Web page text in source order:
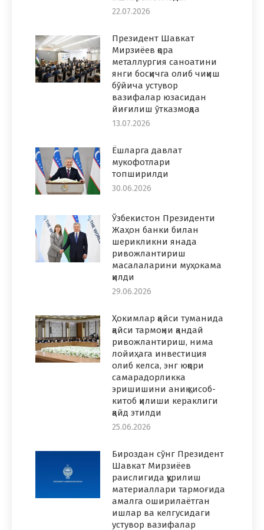
22.07.2026
Президент Шавкат
Мирзиёев қора
металлургия саноатини
янги босқичга олиб чиқиш
бўйича устувор
вазифалар юзасидан
йиғилиш ўтказмоқда
13.07.2026
Ёшларга давлат
мукофотлари
топширилди
30.06.2026
Ўзбекистон Президенти
Жаҳон банки билан
шерикликни янада
ривожлантириш
масалаларини муҳокама
қилди
29.06.2026
Ҳокимлар қайси туманида
қайси тармоқни қандай
ривожлантириш, нима
лойиҳага инвестиция
олиб келса, энг юқори
самарадорликка
эришишини аниқ ҳисоб-
китоб қилиши кераклиги
қайд этилди
25.06.2026
Бироздан сўнг Президент
Шавкат Мирзиёев
раислигида қурилиш
материаллари тармоғида
амалга оширилаётган
ишлар ва келгусидаги
устувор вазифалар